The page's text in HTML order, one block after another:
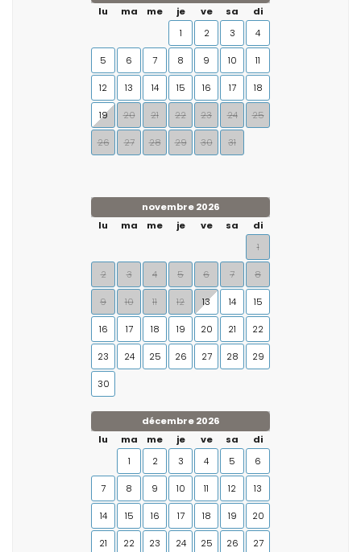
lu
ma me je ve sa
di
1
2 3 4
5 6 7 8 9 10 11
12 13 14 15 16 17 18
19 20 21 22 23 24 25
26 27 28 29 30 31
novembre 2026
lu
ma me je ve sa
di
1
2 3 4 5 6 7 8
9 10 11 12 13 14 15
16 17 18 19 20 21 22
23 24 25 26 27 28 29
30
décembre 2026
lu
ma me je ve sa
di
1
2 3 4 5 6
7 8 9 10 11 12 13
14 15 16 17 18 19 20
21 22 23 24 25 26 27